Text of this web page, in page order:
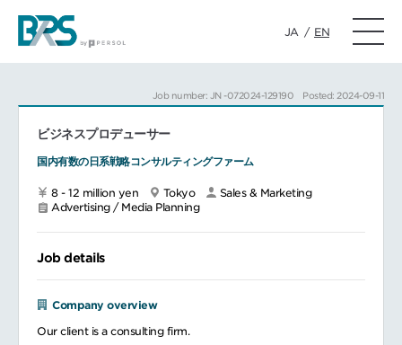
JA / EN
Job number: JN -072024-129190 Posted: 2024-09-11
ビジネスプロデューサー
国内有数の日系戦略コンサルティングファーム
8 - 12 million yen Tokyo
Sales & Marketing
Advertising / Media Planning
Job details
Company overview
Our client is a consulting firm.